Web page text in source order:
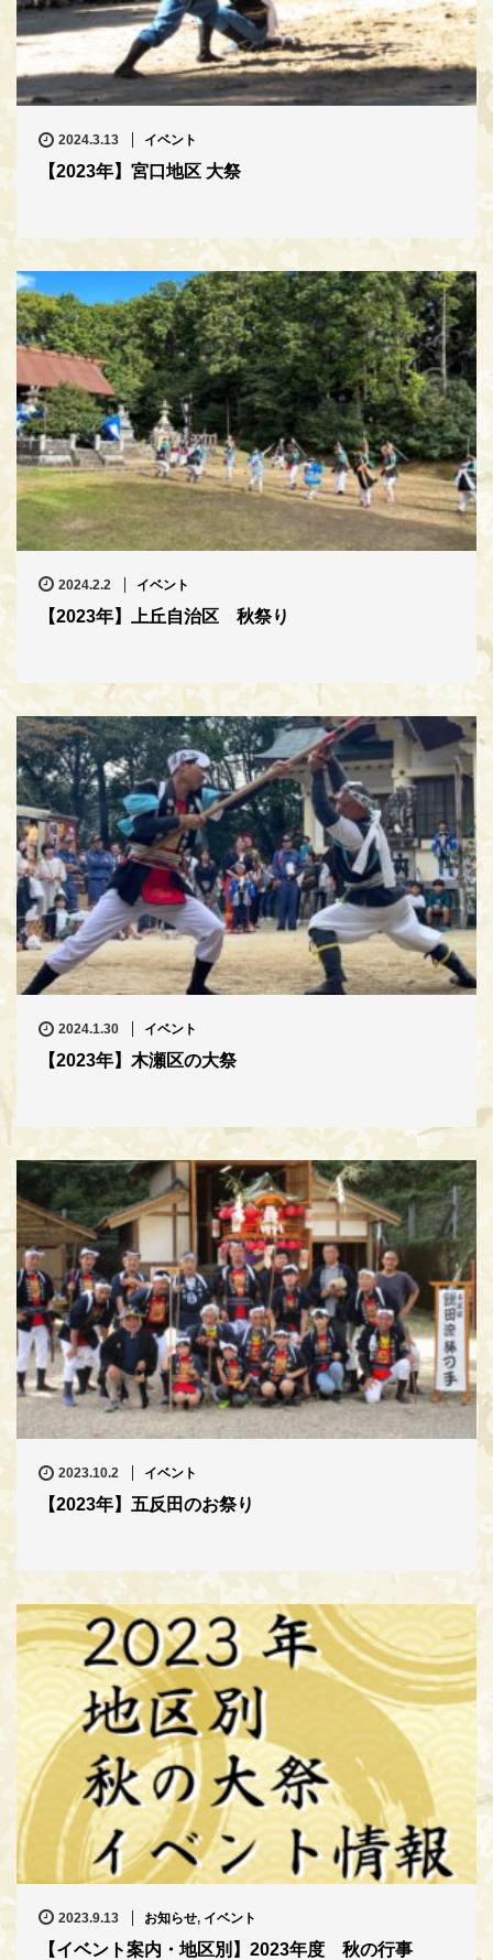
2024.3.13 イベント
【2023年】宮口地区 大祭
2024.2.2 イベント
【2023年】上丘自治区 秋祭り
2024.1.30 イベント
【2023年】木瀬区の大祭
2023.10.2 イベント
【2023年】五反田のお祭り
2023.9.13 お知らせ, イベント
【イベント案内・地区別】2023年度 秋の行事